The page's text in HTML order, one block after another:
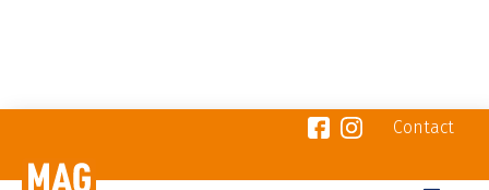
Contact